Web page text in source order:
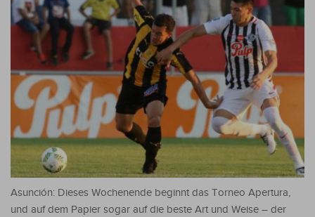
Asunción: Dieses Wochenende beginnt das Torneo Apertura,
und auf dem Papier sogar auf die beste Art und Weise – der